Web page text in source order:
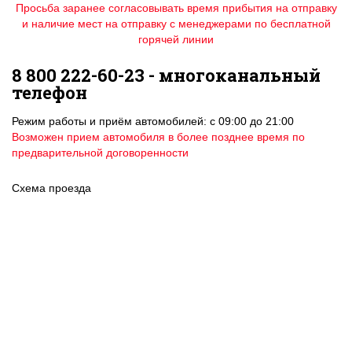
Просьба заранее согласовывать время прибытия на отправку
и наличие мест на отправку с менеджерами по бесплатной
горячей линии
8 800 222-60-23 - многоканальный
телефон
Режим работы и приём автомобилей: с 09:00 до 21:00
Возможен прием автомобиля в более позднее время по
предварительной договоренности
Схема проезда